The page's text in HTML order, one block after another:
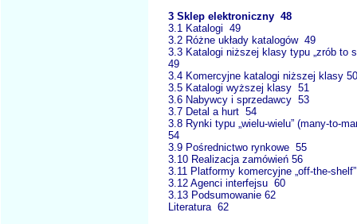
3 Sklep elektroniczny 48
3.1 Katalogi 49
3.2 Różne układy katalogów 49
3.3 Katalogi niższej klasy typu „zrób to
49
3.4 Komercyjne katalogi niższej klasy 50
3.5 Katalogi wyższej klasy 51
3.6 Nabywcy i sprzedawcy 53
3.7 Detal a hurt 54
3.8 Rynki typu „wielu-wielu” (many-to-
54
3.9 Pośrednictwo rynkowe 55
3.10 Realizacja zamówień 56
3.11 Platformy komercyjne „off-the-
3.12 Agenci interfejsu 60
3.13 Podsumowanie 62
Literatura 62